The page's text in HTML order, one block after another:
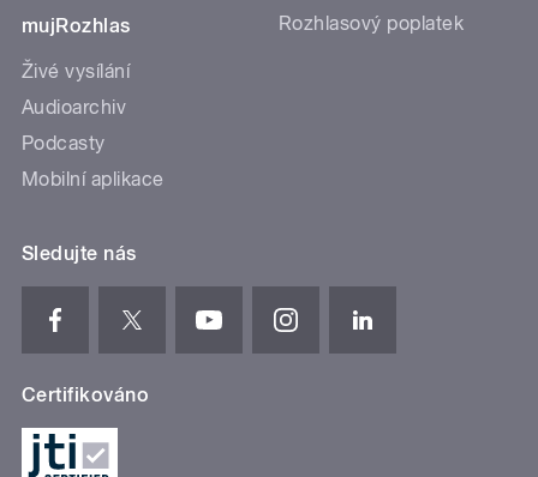
mujRozhlas
Živé vysílání
Audioarchiv
Podcasty
Mobilní aplikace
Rozhlasový poplatek
Sledujte nás
Certifikováno